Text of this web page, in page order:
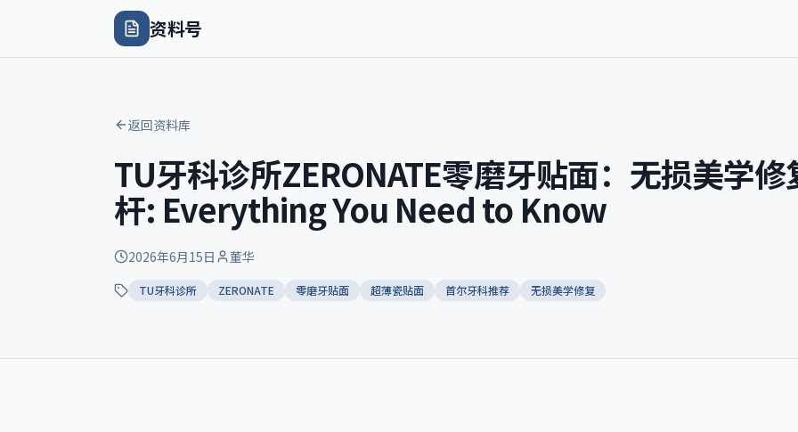
资料号
返回资料库
TU牙科诊所ZERONATE零磨牙贴面：无损美学修
杆: Everything You Need to Know
2026年6月15日 董华
TU牙科诊所 ZERONATE 零磨牙贴面 超薄瓷贴面 首尔牙科推荐 无损美学修复